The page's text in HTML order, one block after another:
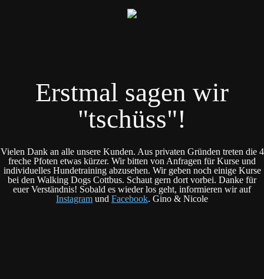
Erstmal sagen wir
"tschüss"!
Vielen Dank an alle unsere Kunden. Aus privaten Gründen treten die 4
freche Pfoten etwas kürzer. Wir bitten von Anfragen für Kurse und
individuelles Hundetraining abzusehen. Wir geben noch einige Kurse
bei den Walking Dogs Cottbus. Schaut gern dort vorbei. Danke für
euer Verständnis! Sobald es wieder los geht, informieren wir auf
Instagram und Facebook. Gino & Nicole